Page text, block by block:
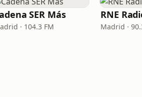
SER Más
· 104.3 FM
RNE
Madrid ·